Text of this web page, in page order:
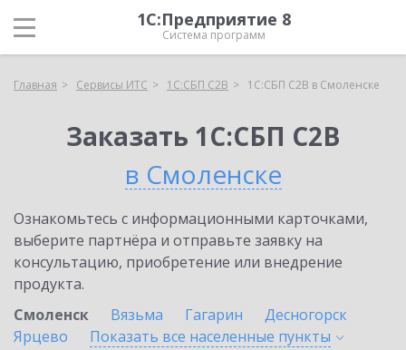
1С:Предприятие 8
Система программ
Главная Сервисы ИТС 1С:СБП C2B 1С:СБП C2B в Смоленске
Заказать 1С:СБП C2B
в Смоленске
Ознакомьтесь с информационными карточками,
выберите партнёра и отправьте заявку на
консультацию, приобретение или внедрение
продукта.
Смоленск
Вязьма Гагарин
Десногорск
Ярцево
Показать все населенные пункты